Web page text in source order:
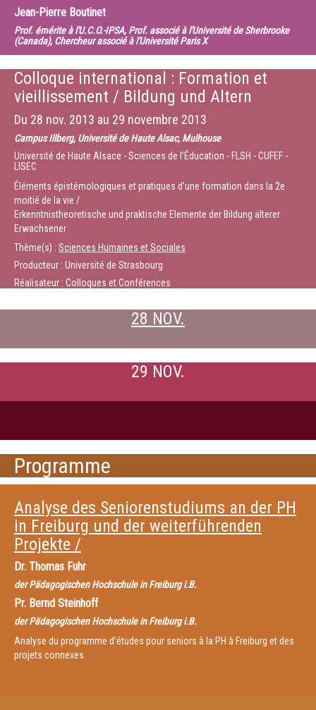
Jean-Pierre Boutinet
Prof. émérite à l'U.C.O.-IPSA, Prof. associé à l'Université de Sherbrooke
(Canada), Chercheur associé à l'Université Paris X
Welche Räume und Dispositive für den Wissenstransfer der älteren
Menschen? Bestandesaufnahme, Erfahrungen und Perspektiven.
Durée : 2:00:16
Colloque international : Formation et
vieillissement / Bildung und Altern
Du 28 nov. 2013 au 29 novembre 2013
Campus Illberg, Université de Haute Alsac, Mulhouse
Université de Haute Alsace - Sciences de l’Éducation - FLSH - CUFEF -
LISEC
Éléments épistémologiques et pratiques d’une formation dans la 2e
moitié de la vie /
Erkenntnistheoretische und praktische Elemente der Bildung älterer
Erwachsener
Thème(s) : Sciences Humaines et Sociales
Producteur : Université de Strasbourg
Réalisateur : Colloques et Conférences
28 NOV.
29 NOV.
Programme
Analyse des Seniorenstudiums an der PH
in Freiburg und der weiterführenden
Projekte /
Dr. Thomas Fuhr
der Pädagogischen Hochschule in Freiburg i.B.
Pr. Bernd Steinhoff
der Pädagogischen Hochschule in Freiburg i.B.
Analyse du programme d’études pour seniors à la PH à Freiburg et des
projets connexes